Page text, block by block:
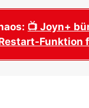
WM 2026
Termine,
WM 2026
📺 Joyn+